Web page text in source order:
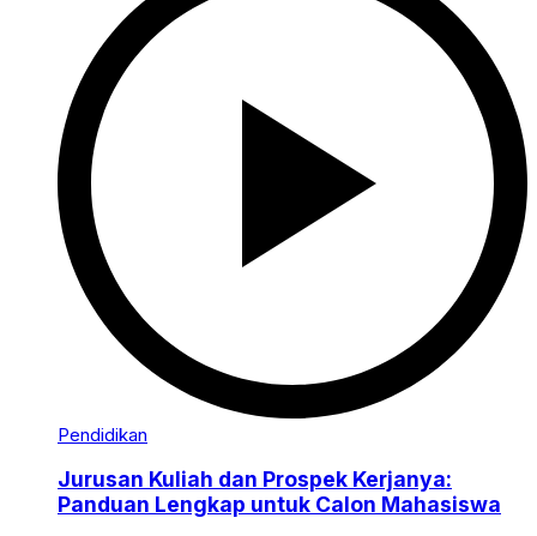
Pendidikan
Jurusan Kuliah dan Prospek Kerjanya:
Panduan Lengkap untuk Calon Mahasiswa